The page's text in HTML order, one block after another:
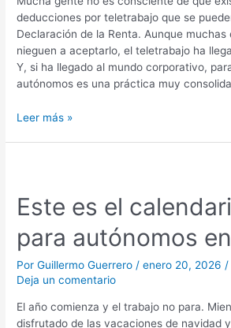
deducciones por teletrabajo que se
Declaración de la Renta. Aunque muchas
nieguen a aceptarlo, el teletrabajo ha
Y, si ha llegado al mundo corporativo,
autónomos es una práctica muy
Leer más »
Este es el
para autónomos
PorGuillermo Guerrero /enero 20, 2026 /
Deja un comentario
El año comienza y el trabajo no para.
disfrutado de las vacaciones de navidad
el
calendario
fiscal
para
autónomos
en